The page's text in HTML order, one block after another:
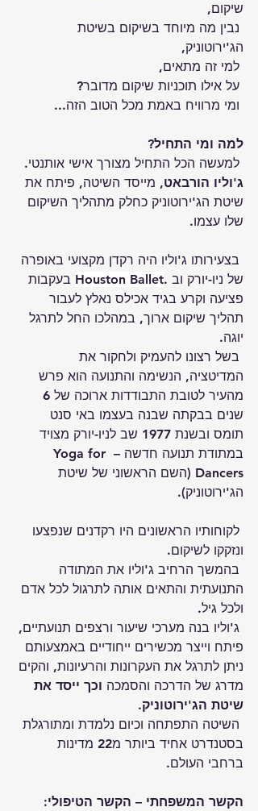
שיקום,
נבין מה מיוחד בשיקום בשיטת
הג'ירוטוניק,
למה ומי התחיל?
ג'וליו הורבאט, מייסד השיטה, פיתח את
שיטת הג'ירוטוניק כחלק מתהליך השיקום
שלו עצמו.
בצעירותו ג'וליו היה רקדן מקצועי באופרה
של ניו-יורק וב .Houston Ballet בעקבות
פציעה וקרע בגיד אכילס נאלץ לעבור
תהליך שיקום ארוך, במהלכו החל לתרגל
יוגה.
בשל רצונו להעמיק ולחקור את
המדיטציה, הנשימה והתנועה הוא פרש
שנים בבקתה שבנה בעצמו באי סנט
תומס ובשנת 1977 שב לניו-יורק מצויד
במתודת תנועה חדשה – Yoga for
Dancers (השם הראשוני של שיטת
הג'ירוטוניק).
לקוחותיו הראשונים היו רקדנים שנפצעו
ונזקקו לשיקום.
בהמשך הרחיב ג'וליו את המתודה
התנועתית והתאים אותה לתרגול לכל אדם
ולכל גיל.
ג'וליו בנה מערכי שיעור ורצפים תנועתיים,
פיתח וייצר מכשירים ייחודיים באמצעותם
ניתן לתרגל את העקרונות והרעיונות, והקים
מדרג של הדרכה והסמכה וכך ייסד את
שיטת הג'ירוטוניק.
השיטה התפתחה וכיום נלמדת ומתורגלת
בסטנדרט אחיד ביותר מ22 מדינות
ברחבי העולם.
הקשר המשפחתי – הקשר הטיפולי: